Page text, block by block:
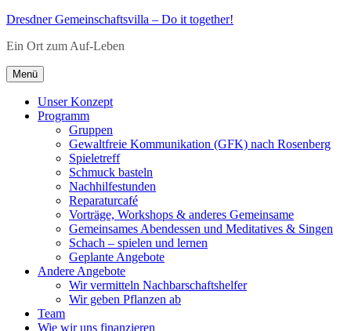
Zum
springen
Dresdner Gemeinschaftsvilla – Do it together!
Ein Ort zum Auf-Leben
Menü
Unser Konzept
Programm
Gruppen
Gewaltfreie Kommunikation (GFK) nach Rosenberg
Spieletreff
Schmuck basteln
Nachhilfestunden
Reparaturcafé
Vorträge, Workshops & anderes Gemeinsame
Gemeinsames Abendessen und Meditatives & Singen
Schach – spielen und lernen
Geplante Angebote
Andere Angebote
Wir vermitteln Nachbarschaftshelfer
Wir geben Pflanzen ab
Team
Wie wir uns finanzieren